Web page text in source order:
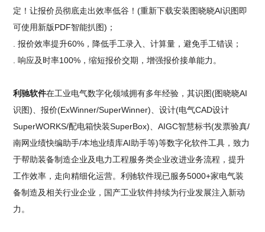
定！让报价员彻底走出效率低谷！(重新下载安装图晓晓AI识图即
可使用新版PDF智能扒图)；
. 报价效率提升60%，降低手工录入、计算量，避免手工错误；
. 响应及时率100%，缩短报价交期，增强报价接单能力。
利驰软件在工业电气数字化领域拥有多年经验，其识图(图晓晓AI
识图)、报价(ExWinner/SuperWinner)、设计(电气CAD设计
SuperWORKS/配电箱快装SuperBox)、AIGC智慧标书(发票验真/
南网业绩快编助手/本地业绩库AI助手等)等数字化软件工具，致力
于帮助装备制造企业及电力工程服务类企业改进业务流程，提升
工作效率，走向精细化运营。利驰软件现已服务5000+家电气装
备制造及相关行业企业，国产工业软件持续为行业发展注入新动
力。